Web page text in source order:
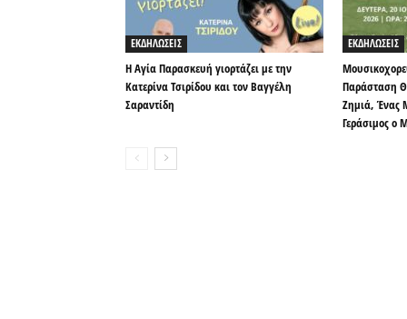
ΕΚΔΗΛΩΣΕΙΣ
Η Αγία Παρασκευή γιορτάζει με την
Κατερίνα Τσιρίδου και τον Βαγγέλη
Σαραντίδη
ΕΚΔΗΛΩΣΕΙΣ
Παράσταση
Ζημιά, Ένας
Γεράσιμος ο